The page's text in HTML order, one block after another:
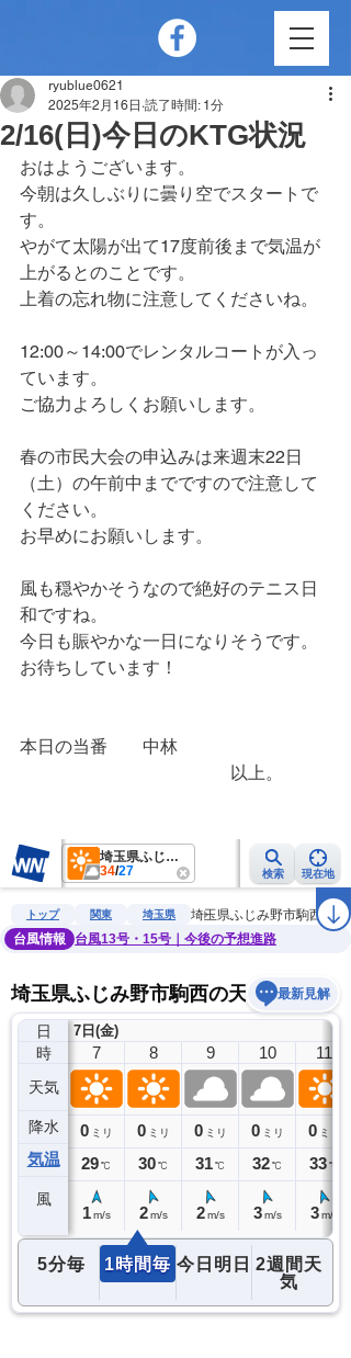
2/16(日)今日のKTG状況
ryublue0621
2025年2月16日 読了時間: 1分
おはようございます。
今朝は久しぶりに曇り空でスタートで
す。
やがて太陽が出て17度前後まで気温が
上がるとのことです。
上着の忘れ物に注意してくださいね。
12:00～14:00でレンタルコートが入っ
ています。
ご協力よろしくお願いします。
春の市民大会の申込みは来週末22日
（土）の午前中までですので注意して
ください。
お早めにお願いします。
風も穏やかそうなので絶好のテニス日
和ですね。
今日も賑やかな一日になりそうです。
お待ちしています！
本日の当番　　中林
以上。